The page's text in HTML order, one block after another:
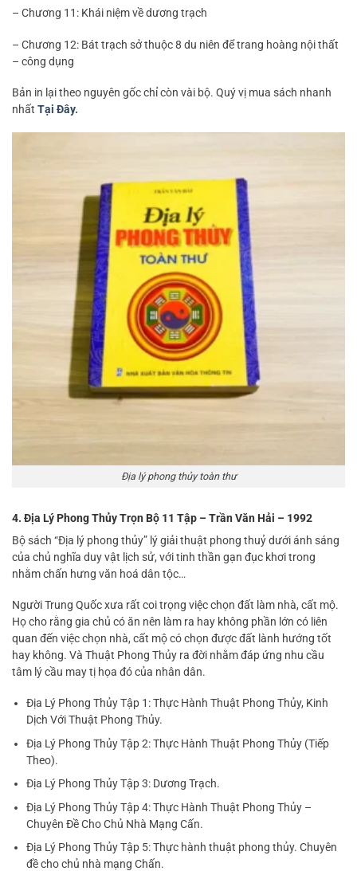
– Chương 11: Khái niệm về dương trạch
– Chương 12: Bát trạch sở thuộc 8 du niên để trang hoàng nội thất
– công dụng
Bản in lại theo nguyên gốc chỉ còn vài bộ. Quý vị mua sách nhanh
nhất Tại Đây.
Địa lý phong thủy toàn thư
4. Địa Lý Phong Thủy Trọn Bộ 11 Tập – Trần Văn Hải – 1992
Bộ sách “Địa lý phong thủy” lý giải thuật phong thuỷ dưới ánh sáng
của chủ nghĩa duy vật lịch sử, với tinh thần gạn đục khơi trong
nhằm chấn hưng văn hoá dân tộc…
Người Trung Quốc xưa rất coi trọng việc chọn đất làm nhà, cất mộ.
Họ cho rằng gia chủ có ăn nên làm ra hay không phần lớn có liên
quan đến việc chọn nhà, cất mộ có chọn được đất lành hướng tốt
hay không. Và Thuật Phong Thủy ra đời nhằm đáp ứng nhu cầu
tâm lý cầu may tị họa đó của nhân dân.
Địa Lý Phong Thủy Tập 1: Thực Hành Thuật Phong Thủy, Kinh
Dịch Với Thuật Phong Thủy.
Địa Lý Phong Thủy Tập 2: Thực Hành Thuật Phong Thủy (Tiếp
Theo).
Địa Lý Phong Thủy Tập 3: Dương Trạch.
Địa Lý Phong Thủy Tập 4: Thực Hành Thuật Phong Thủy –
Chuyên Đề Cho Chủ Nhà Mạng Cấn.
Địa Lý Phong Thủy Tập 5: Thực hành thuật phong thủy. Chuyên
đề cho chủ nhà mạng Chấn.